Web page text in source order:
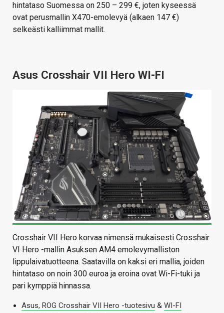
hintataso Suomessa on 250 – 299 €, joten kyseessä
ovat perusmallin X470-emolevyä (alkaen 147 €)
selkeästi kalliimmat mallit.
Asus Crosshair VII Hero WI-FI
Crosshair VII Hero korvaa nimensä mukaisesti Crosshair
VI Hero -mallin Asuksen AM4 emolevymalliston
lippulaivatuotteena. Saatavilla on kaksi eri mallia, joiden
hintataso on noin 300 euroa ja eroina ovat Wi-Fi-tuki ja
pari kymppiä hinnassa.
Asus, ROG Crosshair VII Hero -tuotesivu & WI-FI